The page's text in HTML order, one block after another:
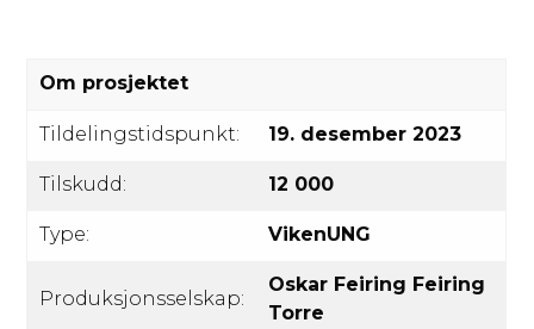
Om prosjektet
Tildelingstidspunkt: 19. desember 2023
Tilskudd: 12 000
Type: VikenUNG
Produksjonsselskap:
Oskar Feiring Feiring
Torre